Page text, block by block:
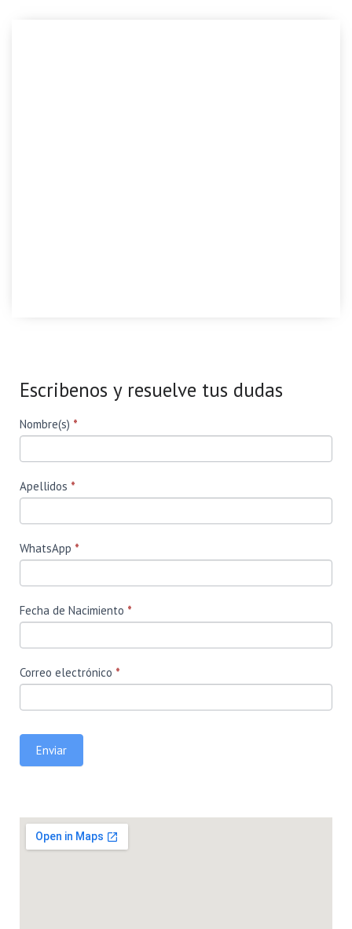
Escribenos y resuelve tus dudas
Form
Ecuador
Nombre(s) *
Apellidos *
WhatsApp *
Fecha de Nacimiento *
Correo electrónico *
Enviar
Si eres
humano,
este
en
blanco.